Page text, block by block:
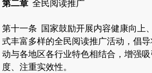
第二章 全民阅读推广
第十一条
国家鼓励开展内容健康向上
式丰富多样的全民阅读推广活动，倡
动与各地区各行业特色相结合，增强
度、注重实效性。